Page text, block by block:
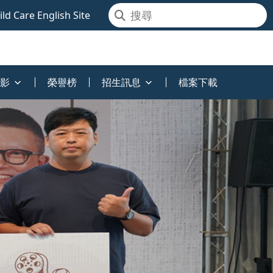
Care English Site
榮譽榜 招生訊息 檔案下載